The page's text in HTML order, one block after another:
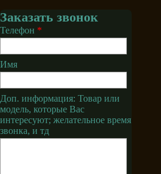
Заказать звонок
Телефон *
Имя
Доп. информация: Товар или
модель, которые Вас
интересуют; желательное время
звонка, и тд